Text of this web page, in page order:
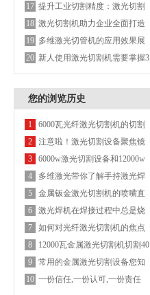
点务必重视
17 提升工业切割精度：激光切割
机5大关键参数调整指南
18 激光切割机助力企业全面打造
绿色制造，告别脏乱差
19 多维激光切管机的应用效果展
示
20 新人使用激光切割机需要掌握3
个大方向！
您的浏览历史
1
6000瓦光纤激光切割机的切割
参数
2
注意啦！激光切割设备聚焦镜
的安装使用方法
3
6000w激光切割设备和12000w
激光切割设备用哪种激更节省
成本
4
多维激光带你了解手持激光焊
接机有哪些优缺点？
5
金属钣金激光切割机的喷嘴直
径类型及差别
6
激光焊机在焊接过程中总是烧
镜片，是什么原因？
7
如何对光纤激光切割机的焦点
位置进行调整？
8
12000瓦金属激光切割机切割40
mm碳钢
9
常用的金属激光切割设备您知
道有哪些吗？
10 一份信任,一份认可,一份责任